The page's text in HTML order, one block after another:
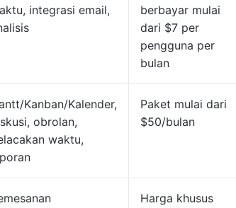
integrasi email,
berbayar mulai
dari $7 per
pengguna per
bulan
Kanban/Kalender,
obrolan,
waktu,
Paket mulai dari
$50/bulan
Harga khusus